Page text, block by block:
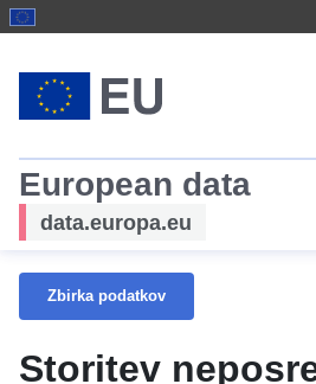
European data
data.europa.eu
Zbirka podatkov
Storitev